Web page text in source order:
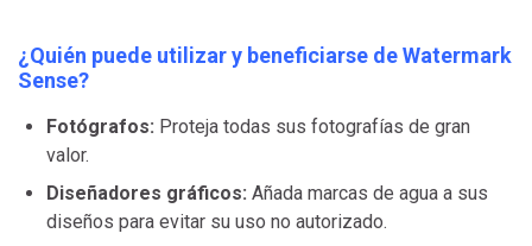
¿Quién puede utilizar y beneficiarse de Watermark
Sense?
Fotógrafos: Proteja todas sus fotografías de gran
valor.
Diseñadores gráficos: Añada marcas de agua a sus
diseños para evitar su uso no autorizado.